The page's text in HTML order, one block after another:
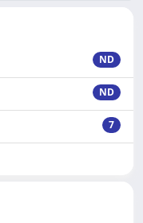
ND
ND
7